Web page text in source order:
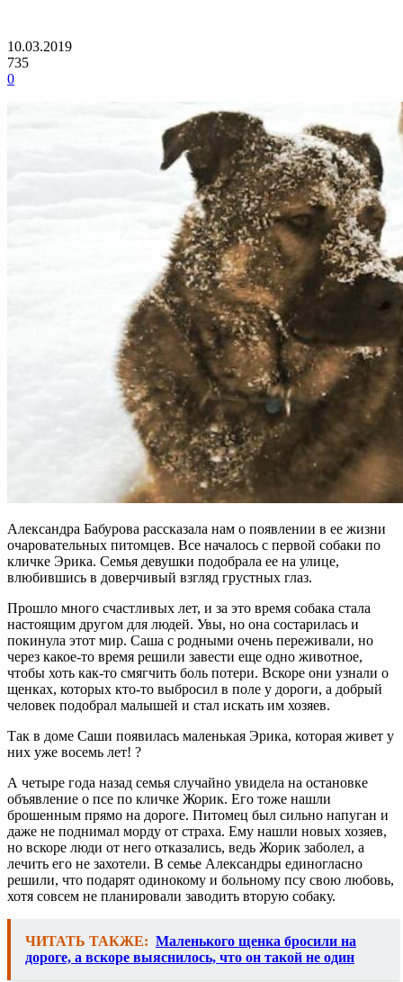
10.03.2019
735
0
Александра Бабурова рассказала нам о появлении в ее жизни
очаровательных питомцев. Все началось с первой собаки по
кличке Эрика. Семья девушки подобрала ее на улице,
влюбившись в доверчивый взгляд грустных глаз.
Прошло много счастливых лет, и за это время собака стала
настоящим другом для людей. Увы, но она состарилась и
покинула этот мир. Саша с родными очень переживали, но
через какое-то время решили завести еще одно животное,
чтобы хоть как-то смягчить боль потери. Вскоре они узнали о
щенках, которых кто-то выбросил в поле у дороги, а добрый
человек подобрал малышей и стал искать им хозяев.
Так в доме Саши появилась маленькая Эрика, которая живет у
них уже восемь лет! ?
А четыре года назад семья случайно увидела на остановке
объявление о псе по кличке Жорик. Его тоже нашли
брошенным прямо на дороге. Питомец был сильно напуган и
даже не поднимал морду от страха. Ему нашли новых хозяев,
но вскоре люди от него отказались, ведь Жорик заболел, а
лечить его не захотели. В семье Александры единогласно
решили, что подарят одинокому и больному псу свою любовь,
хотя совсем не планировали заводить вторую собаку.
ЧИТАТЬ ТАКЖЕ: Маленького щенка бросили на
дороге, а вскоре выяснилось, что он такой не один